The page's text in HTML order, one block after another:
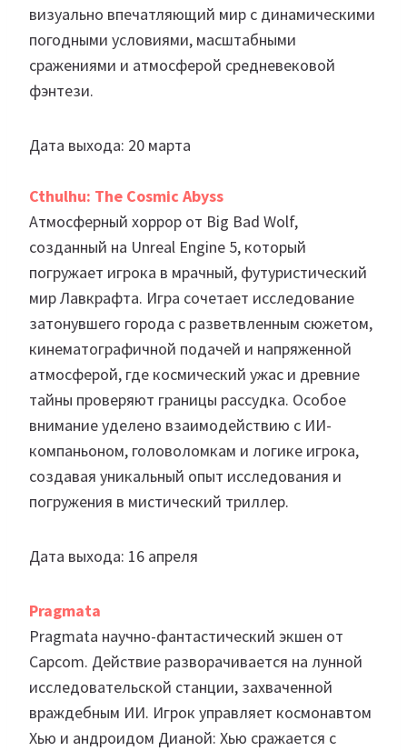
визуально впечатляющий мир с динамическими
погодными условиями, масштабными
сражениями и атмосферой средневековой
фэнтези.
Дата выхода: 20 марта
Cthulhu: The Cosmic Abyss
Атмосферный хоррор от Big Bad Wolf,
созданный на Unreal Engine 5, который
погружает игрока в мрачный, футуристический
мир Лавкрафта. Игра сочетает исследование
затонувшего города с разветвленным сюжетом,
кинематографичной подачей и напряженной
атмосферой, где космический ужас и древние
тайны проверяют границы рассудка. Особое
внимание уделено взаимодействию с ИИ-
компаньоном, головоломкам и логике игрока,
создавая уникальный опыт исследования и
погружения в мистический триллер.
Дата выхода: 16 апреля
Pragmata
Pragmata научно-фантастический экшен от
Capcom. Действие разворачивается на лунной
исследовательской станции, захваченной
враждебным ИИ. Игрок управляет космонавтом
Хью и андроидом Дианой: Хью сражается с